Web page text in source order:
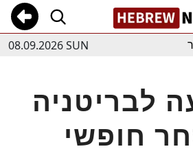
08.09.2026 SUN
לבריטניה
חופשי